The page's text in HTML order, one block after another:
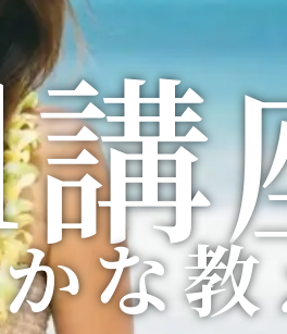
な
な
な
な
な
な
な
な
な